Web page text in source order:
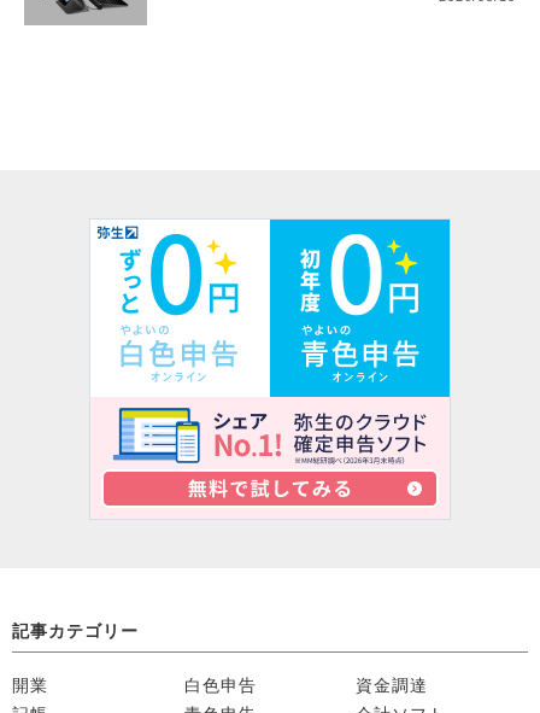
記事カテゴリー
開業
白色申告
資金調達